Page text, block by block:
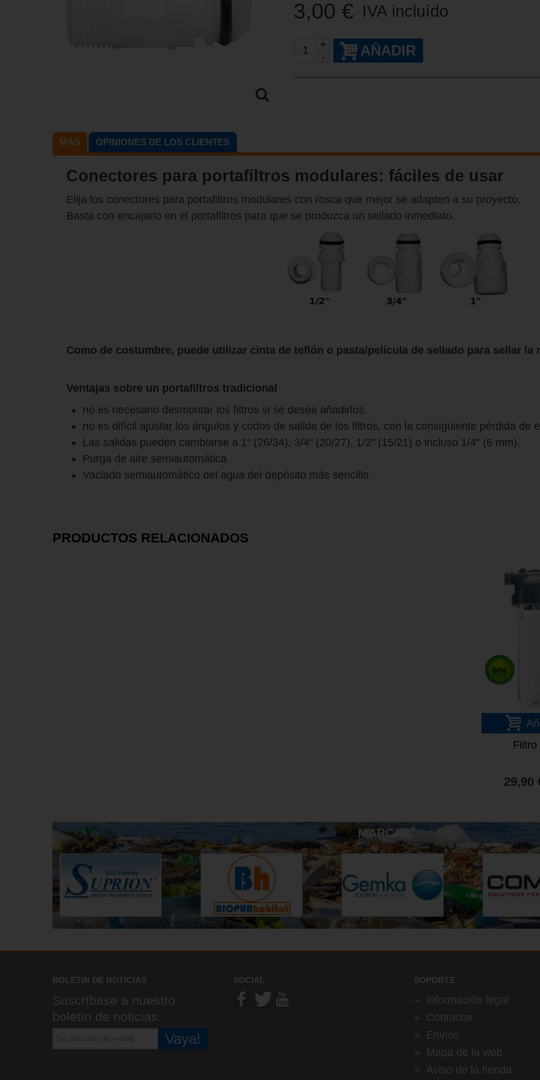
3,00 € IVA incluído
-
+ AÑADIR
MÁS OPINIONES DE LOS CLIENTES
Conectores para portafiltros modulares: fáciles de usar
Elija los conectores para portafiltros modulares con rosca que mejor se adapten a su proyecto.
Basta con encajarlo en el portafiltros para que se produzca un sellado inmediato.
Como de costumbre, puede utilizar cinta de teflón o pasta/película de sellado para sellar la
Ventajas sobre un portafiltros tradicional
no es necesario desmontar los filtros si se desea añadirlos.
no es difícil ajustar los ángulos y codos de salida de los filtros, con la consiguiente pérdida de
Las salidas pueden cambiarse a 1" (26/34), 3/4" (20/27), 1/2" (15/21) o incluso 1/4" (6 mm).
Purga de aire semiautomática
Vaciado semiautomático del agua del depósito más sencillo
PRODUCTOS RELACIONADOS
Filtro
29,90
MARCAS
BOLETÍN DE NOTICIAS
Suscríbase a nuestro
boletín de noticias.
Vaya!
SOCIAL SOPORTE
» Información legal
» Contactar
» Envíos
» Mapa de la web
» Aviso de la tienda